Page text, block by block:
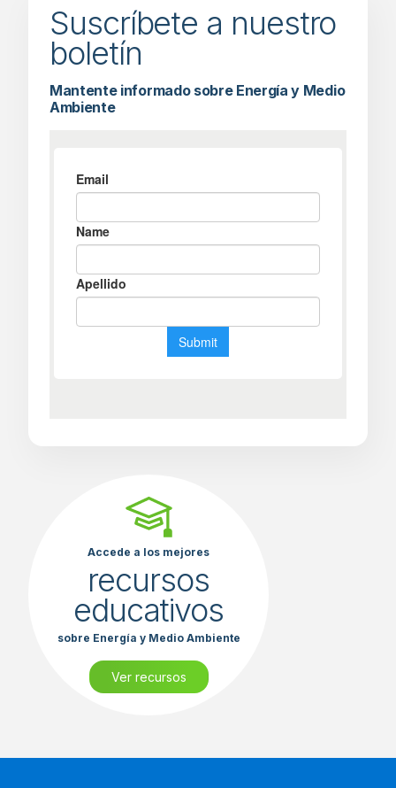
Suscríbete a nuestro
boletín
Mantente informado sobre Energía y Medio
Ambiente
Accede a los mejores
recursos
educativos
sobre Energía y Medio Ambiente
Ver recursos